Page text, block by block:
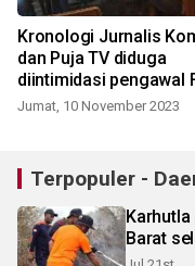
Kronologi Jurnalis
dan Puja TV diduga
diintimidasi pengawal
Aceh
Jumat, 10 November 2023
Terpopuler -
Barat